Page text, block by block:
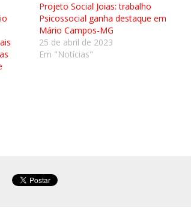
Projeto Social Joias: trabalho
Psicossocial ganha destaque em
Mário Campos-MG
25 de abril de 2023
Em "Notícias"